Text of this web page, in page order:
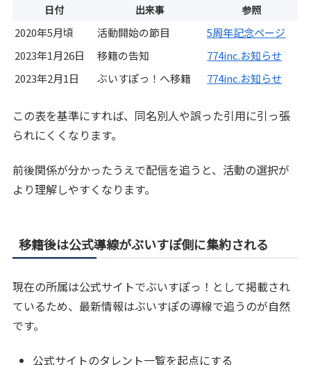
日付 出来事 参照
2020年5月頃 活動開始の節目
5周年記念ページ
2023年1月26日
移籍の告知
774inc.お知らせ
2023年2月1日
ぶいすぽっ！へ移籍 774inc.お知らせ
この表を基準にすれば、同名別人や誤った引用に引っ張
られにくくなります。
前後関係が分かったうえで配信を追うと、活動の選択が
より理解しやすくなります。
移籍後は公式導線がぶいすぽ側に集約される
現在の所属は公式サイトでぶいすぽっ！として掲載され
ているため、最新情報はぶいすぽの導線で追うのが自然
です。
公式サイトのタレント一覧を起点にする